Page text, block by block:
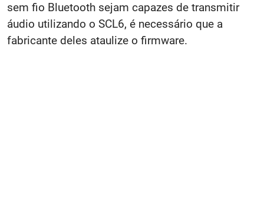
sem fio Bluetooth sejam capazes de transmitir
áudio utilizando o SCL6, é necessário que a
fabricante deles ataulize o firmware.